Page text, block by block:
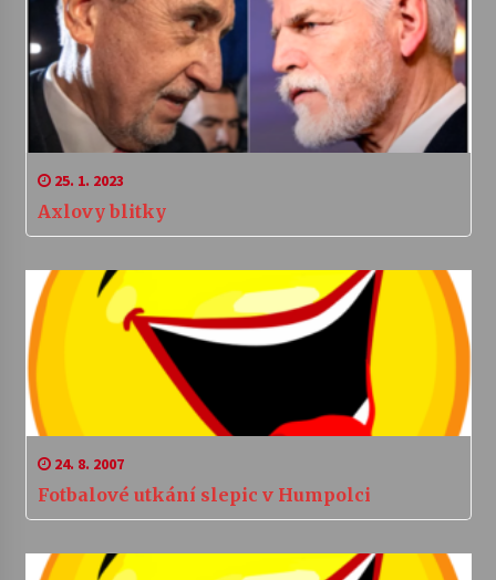
25. 1. 2023
Axlovy blitky
24. 8. 2007
Fotbalové utkání slepic v Humpolci